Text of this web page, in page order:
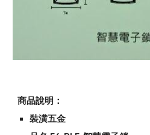
商品說明：
裝潢五金